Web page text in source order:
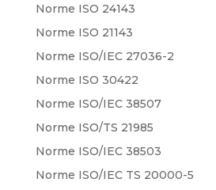
Norme ISO 24143
Norme ISO 21143
Norme ISO/IEC 27036-2
Norme ISO 30422
Norme ISO/IEC 38507
Norme ISO/TS 21985
Norme ISO/IEC 38503
Norme ISO/IEC TS 20000-5